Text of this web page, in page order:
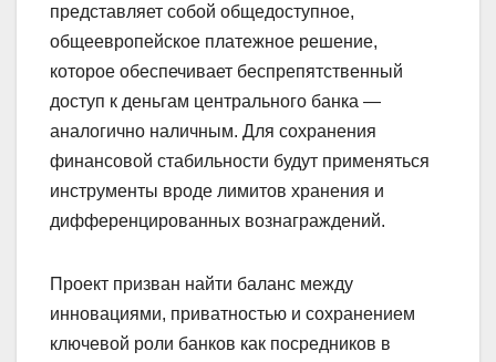
представляет собой общедоступное,
общеевропейское платежное решение,
которое обеспечивает беспрепятственный
доступ к деньгам центрального банка —
аналогично наличным. Для сохранения
финансовой стабильности будут применяться
инструменты вроде лимитов хранения и
дифференцированных вознаграждений.
Проект призван найти баланс между
инновациями, приватностью и сохранением
ключевой роли банков как посредников в